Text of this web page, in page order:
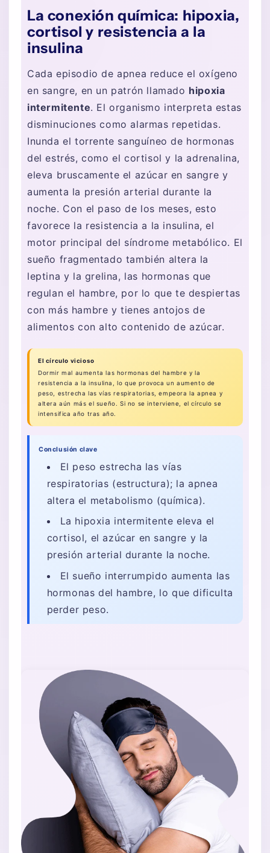
La conexión química: hipoxia,
cortisol y resistencia a la
insulina
Cada episodio de apnea reduce el oxígeno
en sangre, en un patrón llamado hipoxia
intermitente. El organismo interpreta estas
disminuciones como alarmas repetidas.
Inunda el torrente sanguíneo de hormonas
del estrés, como el cortisol y la adrenalina,
eleva bruscamente el azúcar en sangre y
aumenta la presión arterial durante la
noche. Con el paso de los meses, esto
favorece la resistencia a la insulina, el
motor principal del síndrome metabólico. El
sueño fragmentado también altera la
leptina y la grelina, las hormonas que
regulan el hambre, por lo que te despiertas
con más hambre y tienes antojos de
alimentos con alto contenido de azúcar.
El círculo vicioso
Dormir mal aumenta las hormonas del hambre y la
resistencia a la insulina, lo que provoca un aumento de
peso, estrecha las vías respiratorias, empeora la apnea y
altera aún más el sueño. Si no se interviene, el círculo se
intensifica año tras año.
Conclusión clave
El peso estrecha las vías
respiratorias (estructura); la apnea
altera el metabolismo (química).
La hipoxia intermitente eleva el
cortisol, el azúcar en sangre y la
presión arterial durante la noche.
El sueño interrumpido aumenta las
hormonas del hambre, lo que dificulta
perder peso.